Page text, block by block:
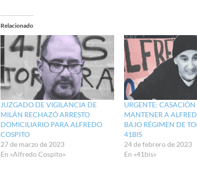
Relacionado
JUZGADO DE VIGILANCIA DE
MILÁN RECHAZÓ ARRESTO
DOMICILIARIO PARA ALFREDO
COSPITO
27 de marzo de 2023
En «Alfredo Cospito»
URGENTE:
MANTENER A
BAJO RÉGIMEN DE
41BIS
24 de febrero de 2023
En «41bis»